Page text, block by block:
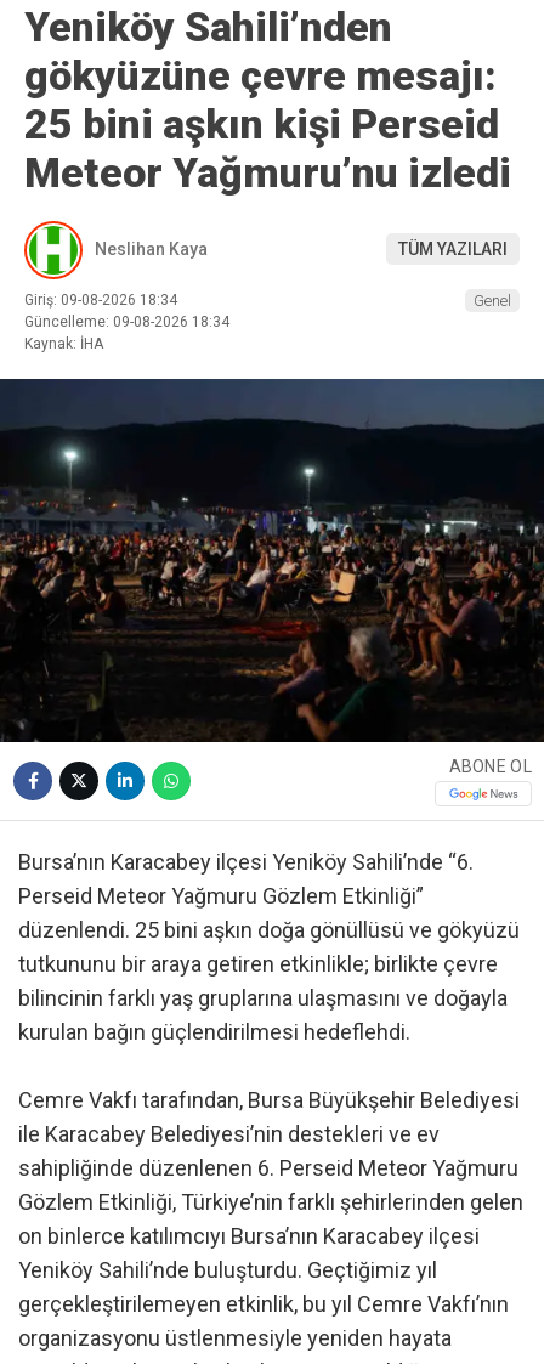
Yeniköy Sahili’nden
gökyüzüne çevre mesajı:
25 bini aşkın kişi Perseid
Meteor Yağmuru’nu izledi
Neslihan Kaya TÜM YAZILARI
Giriş: 09-08-2026 18:34
Güncelleme: 09-08-2026 18:34
Kaynak: İHA
Genel
ABONE OL
Bursa’nın Karacabey ilçesi Yeniköy Sahili’nde “6.
Perseid Meteor Yağmuru Gözlem Etkinliği”
düzenlendi. 25 bini aşkın doğa gönüllüsü ve gökyüzü
tutkununu bir araya getiren etkinlikle; birlikte çevre
bilincinin farklı yaş gruplarına ulaşmasını ve doğayla
kurulan bağın güçlendirilmesi hedeflehdi.
Cemre Vakfı tarafından, Bursa Büyükşehir Belediyesi
ile Karacabey Belediyesi’nin destekleri ve ev
sahipliğinde düzenlenen 6. Perseid Meteor Yağmuru
Gözlem Etkinliği, Türkiye’nin farklı şehirlerinden gelen
on binlerce katılımcıyı Bursa’nın Karacabey ilçesi
Yeniköy Sahili’nde buluşturdu. Geçtiğimiz yıl
gerçekleştirilemeyen etkinlik, bu yıl Cemre Vakfı’nın
organizasyonu üstlenmesiyle yeniden hayata